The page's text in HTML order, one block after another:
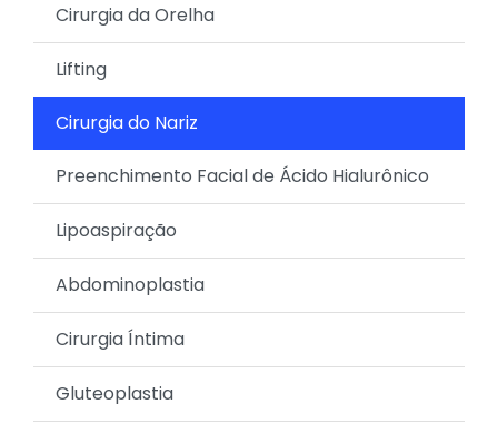
Cirurgia da Orelha
Lifting
Cirurgia do Nariz
Preenchimento Facial de Ácido Hialurônico
Lipoaspiração
Abdominoplastia
Cirurgia Íntima
Gluteoplastia